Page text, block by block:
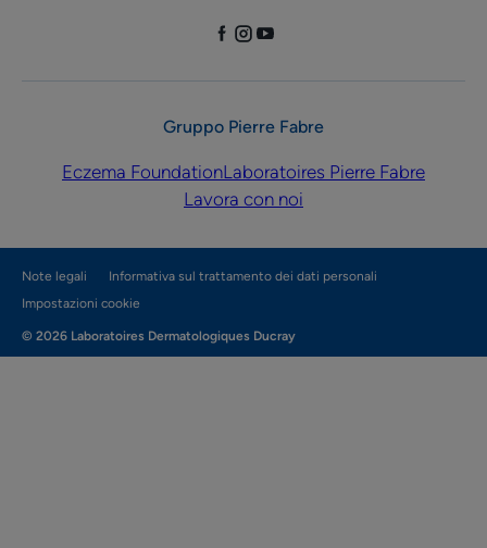
Gruppo Pierre Fabre
Eczema FoundationLaboratoires Pierre Fabre
Lavora con noi
Note legali
Informativa sul trattamento dei dati personali
Impostazioni cookie
© 2026 Laboratoires Dermatologiques Ducray